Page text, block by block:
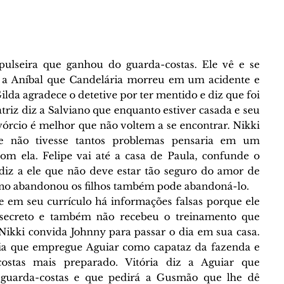
que ganhou do guarda-costas. Ele vê e se
Aníbal que Candelária morreu em um acidente e
agradece o detetive por ter mentido e diz que foi
diz a Salviano que enquanto estiver casada e seu
é melhor que não voltem a se encontrar. Nikki
não tivesse tantos problemas pensaria em um
ela. Felipe vai até a casa de Paula, confunde o
a ele que não deve estar tão seguro do amor de
abandonou os filhos também pode abandoná-lo.
em seu currículo há informações falsas porque ele
e também não recebeu o treinamento que
convida Johnny para passar o dia em sua casa.
que empregue Aguiar como capataz da fazenda e
mais preparado. Vitória diz a Aguiar que
costas e que pedirá a Gusmão que lhe dê